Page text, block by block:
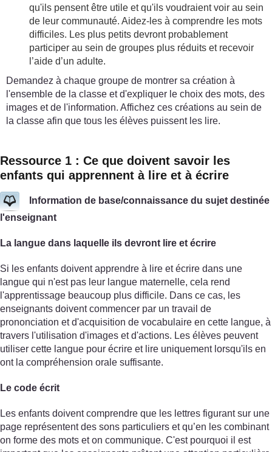
qu'ils pensent être utile et qu'ils voudraient voir au sein
de leur communauté. Aidez-les à comprendre les mots
difficiles. Les plus petits devront probablement
participer au sein de groupes plus réduits et recevoir
l’aide d’un adulte.
Demandez à chaque groupe de montrer sa création à
l'ensemble de la classe et d'expliquer le choix des mots, des
images et de l'information. Affichez ces créations au sein de
la classe afin que tous les élèves puissent les lire.
Ressource 1 : Ce que doivent savoir les
enfants qui apprennent à lire et à écrire
Information de base/connaissance du sujet destinée
l'enseignant
La langue dans laquelle ils devront lire et écrire
Si les enfants doivent apprendre à lire et écrire dans une
langue qui n'est pas leur langue maternelle, cela rend
l'apprentissage beaucoup plus difficile. Dans ce cas, les
enseignants doivent commencer par un travail de
prononciation et d'acquisition de vocabulaire en cette langue, à
travers l'utilisation d'images et d'actions. Les élèves peuvent
utiliser cette langue pour écrire et lire uniquement lorsqu'ils en
ont la compréhension orale suffisante.
Le code écrit
Les enfants doivent comprendre que les lettres figurant sur une
page représentent des sons particuliers et qu’en les combinant
on forme des mots et on communique. C'est pourquoi il est